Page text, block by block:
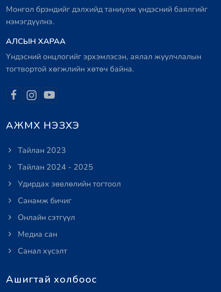
Монгол брэндийг дэлхийд таниулж үндэсний баялгийг
нэмэгдүүлнэ.
АЛСЫН ХАРАА
Үндэсний онцлогийг эрхэмлэсэн, аялал жуулчлалын
тогтвортой хөгжлийн хөтөч байна.
АЖМХ НЭЗХЭ
Тайлан 2023
Тайлан 2024 - 2025
Удирдах зөвлөлийн тогтоол
Санамж бичиг
Онлайн сэтгүүл
Медиа сан
Санал хүсэлт
Ашигтай холбоос